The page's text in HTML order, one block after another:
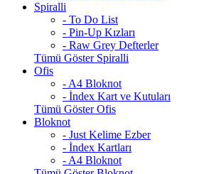
Spiralli
- To Do List
- Pin-Up Kızları
- Raw Grey Defterler
Tümü Göster Spiralli
Ofis
- A4 Bloknot
- İndex Kart ve Kutuları
Tümü Göster Ofis
Bloknot
- Just Kelime Ezber
- İndex Kartları
- A4 Bloknot